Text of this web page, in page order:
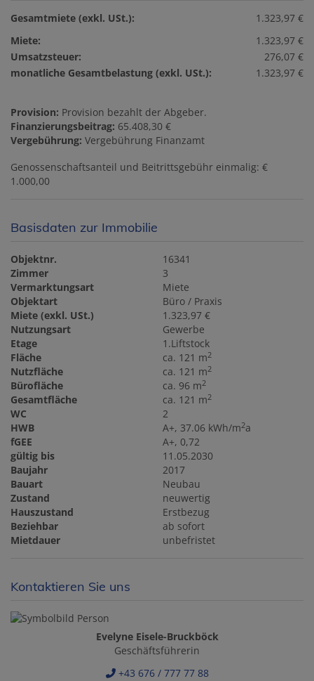
Gesamtmiete (exkl. USt.):
1.323,97 €
Miete:
1.323,97 €
Umsatzsteuer:
276,07 €
monatliche Gesamtbelastung (exkl. USt.):
1.323,97 €
Provision: Provision bezahlt der Abgeber.
Finanzierungsbeitrag: 65.408,30 €
Vergebührung: Vergebührung Finanzamt
Genossenschaftsanteil und Beitrittsgebühr einmalig: €
1.000,00
Basisdaten zur Immobilie
Objektnr.
16341
Zimmer
3
Vermarktungsart
Miete
Objektart
Büro / Praxis
Miete (exkl. USt.)
1.323,97 €
Nutzungsart
Gewerbe
Etage
1.Liftstock
Fläche
ca. 121 m2
Nutzfläche ca. 121 m2
Bürofläche ca. 96 m2
Gesamtfläche ca. 121 m2
WC
2
HWB
A+, 37.06 kWh/m2a
fGEE
A+, 0,72
gültig bis
11.05.2030
Baujahr
2017
Bauart
Neubau
Zustand
neuwertig
Hauszustand
Erstbezug
Beziehbar
ab sofort
Mietdauer
unbefristet
Kontaktieren Sie uns
Evelyne Eisele-Bruckböck
Geschäftsführerin
+43 676 / 777 77 88